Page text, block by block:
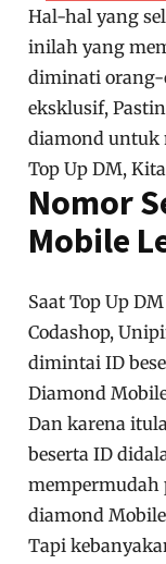
Hal-hal yang
inilah yang
diminati orang-
eksklusif,
diamond untuk
Top Up DM,
Nomor
Mobile
Saat Top Up
Codashop,
dimintai ID
Diamond
Dan karena
beserta ID
diamond
Tapi